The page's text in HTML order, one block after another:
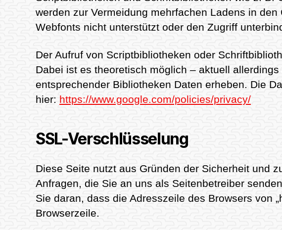
werden zur Vermeidung mehrfachen Ladens in
Webfonts nicht unterstützt oder den Zugriff
Der Aufruf von Scriptbibliotheken oder
Dabei ist es theoretisch möglich – aktuell
entsprechender Bibliotheken Daten erheben. Die
hier: https://www.google.com/policies/privacy/
SSL-Verschlüsselung
Diese Seite nutzt aus Gründen der Sicherheit und
Anfragen, die Sie an uns als Seitenbetreiber
Sie daran, dass die Adresszeile des Browsers von
Browserzeile.